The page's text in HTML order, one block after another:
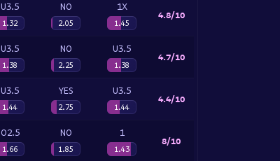
U3.5
1.32
NO
2.05
1X
1.45
4.8/10
U3.5
1.38
NO
2.25
U3.5
1.38
4.7/10
U3.5
1.44
YES
2.75
U3.5
1.44
4.4/10
O2.5
1.66
NO
1.85
1
1.43
8/10